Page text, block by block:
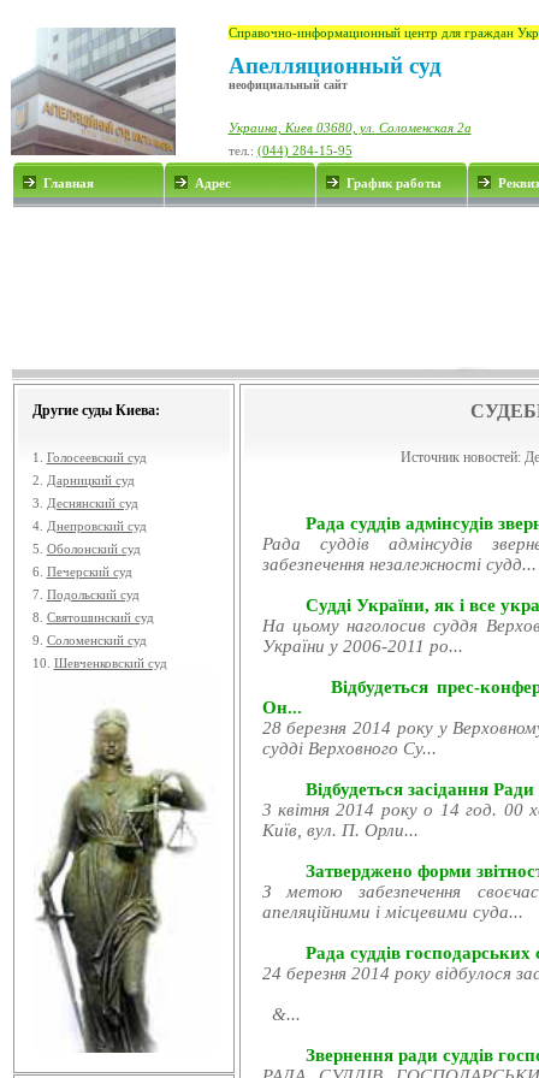
Справочно-информационный центр для граждан
Апелляционный суд
неофициальный сайт
Украина, Киев 03680, ул. Соломенская 2а
тел.: (044) 284-15-95
Главная Адрес График работы
Другие суды Киева:
1. Голосеевский суд
2.
Дарницкий суд
3.
Деснянский суд
4. Днепровский суд
5. Оболонский суд
6. Печерский суд
7. Подольский суд
8. Святошинский суд
9. Соломенский суд
10. Шевченковский суд
Источник новостей:
Рада суддів адмінсудів
Рада суддів адмінсудів
забезпечення незалежності судд...
Судді України, як і все
На цьому наголосив суддя
України у 2006-2011 ро...
Відбудеться прес-
Он...
28 березня 2014 року у
судді Верховного Су...
Відбудеться засідання
3 квітня 2014 року о 14 год. 00
Київ, вул. П. Орли...
Затверджено форми
З метою забезпечення
апеляційними і місцевими суда...
Рада суддів господарських
24 березня 2014 року відбулося
&...
Звернення ради суддів